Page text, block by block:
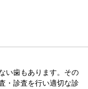
い歯もあります。その
・診査を行い適切な診